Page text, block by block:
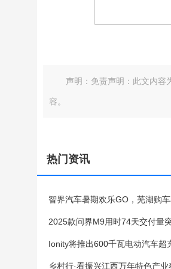
声明：免责声明：此文内容
容。
热门资讯
智界汽车暑期欢乐GO，芜湖购
2025款问界M9用时74天交付量
Ionity将推出600千瓦电动汽车超
乡村行·看振兴江西万年特色产业